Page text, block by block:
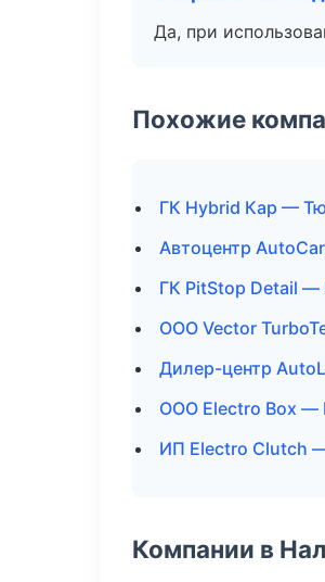
Да, при
Похожие
ГК Hybrid Кар —
Автоцентр
ГК PitStop Detail
ООО Vector
Дилер-центр
ООО Electro Box —
ИП Electro Clutch
Компании в